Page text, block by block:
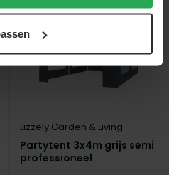
sale
Lizzely Garden & Living
Partytent 3x4m grijs semi
professioneel